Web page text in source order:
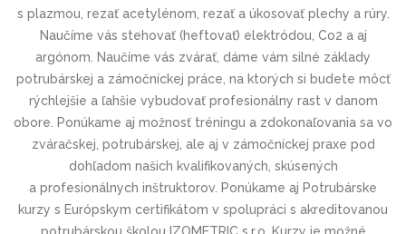
s plazmou, rezať acetylénom, rezať a úkosovať plechy a rúry.
Naučíme vás stehovať (heftovať) elektródou, Co2 a aj
argónom. Naučíme vás zvárať, dáme vám silné základy
potrubárskej a zámočníckej práce, na ktorých si budete môcť
rýchlejšie a ľahšie vybudovať profesionálny rast v danom
obore. Ponúkame aj možnosť tréningu a zdokonaľovania sa vo
zváračskej, potrubárskej, ale aj v zámočníckej praxe pod
dohľadom našich kvalifikovaných, skúsených
a profesionálnych inštruktorov. Ponúkame aj Potrubárske
kurzy s Európskym certifikátom v spolupráci s akreditovanou
potrubárskou školou IZOMETRIC s.r.o. Kurzy je možné